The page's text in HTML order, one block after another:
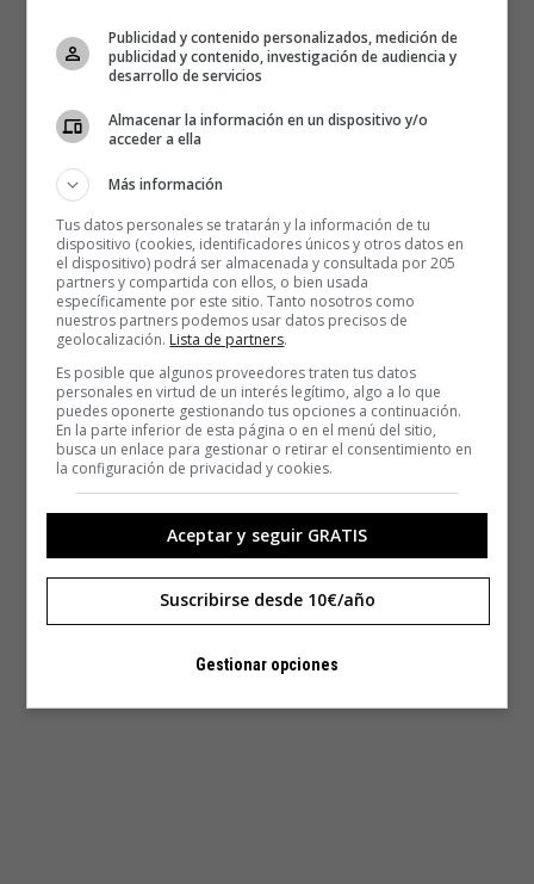
Publicidad y contenido personalizados, medición de
publicidad y contenido, investigación de audiencia y
desarrollo de servicios
Almacenar la información en un dispositivo y/o
acceder a ella
Más información
Tus datos personales se tratarán y la información de tu
dispositivo (cookies, identificadores únicos y otros datos en
el dispositivo) podrá ser almacenada y consultada por 205
partners y compartida con ellos, o bien usada
específicamente por este sitio. Tanto nosotros como
nuestros partners podemos usar datos precisos de
geolocalización. Lista de partners.
Es posible que algunos proveedores traten tus datos
personales en virtud de un interés legítimo, algo a lo que
puedes oponerte gestionando tus opciones a continuación.
En la parte inferior de esta página o en el menú del sitio,
busca un enlace para gestionar o retirar el consentimiento en
la configuración de privacidad y cookies.
Aceptar y seguir GRATIS
Suscribirse desde 10€/año
Gestionar opciones